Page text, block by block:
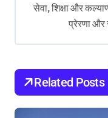
t
i
o
n
सेवा, शिक्षा और
प्रेरणा और
Related Posts